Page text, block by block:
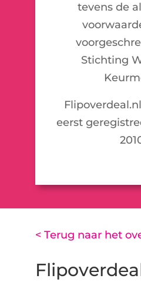
tevens de
Stichting
eerst
< Terug naar het